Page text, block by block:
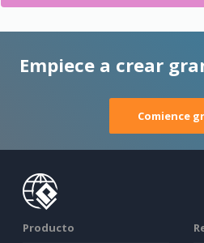
Empiece a crear
Comience
Producto